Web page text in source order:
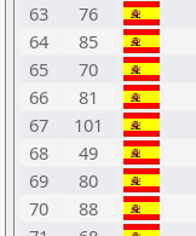
63
76
64
85
65
70
66
81
67
101
68
49
69
80
70
88